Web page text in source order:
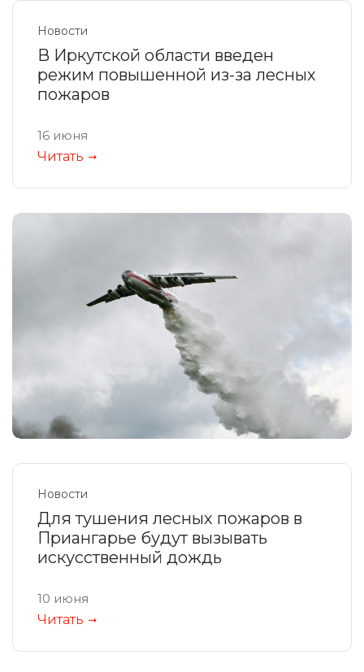
Новости
В Иркутской области введен
режим повышенной из-за лесных
пожаров
16 июня
Читать
Новости
Для тушения лесных пожаров в
Приангарье будут вызывать
искусственный дождь
10 июня
Читать